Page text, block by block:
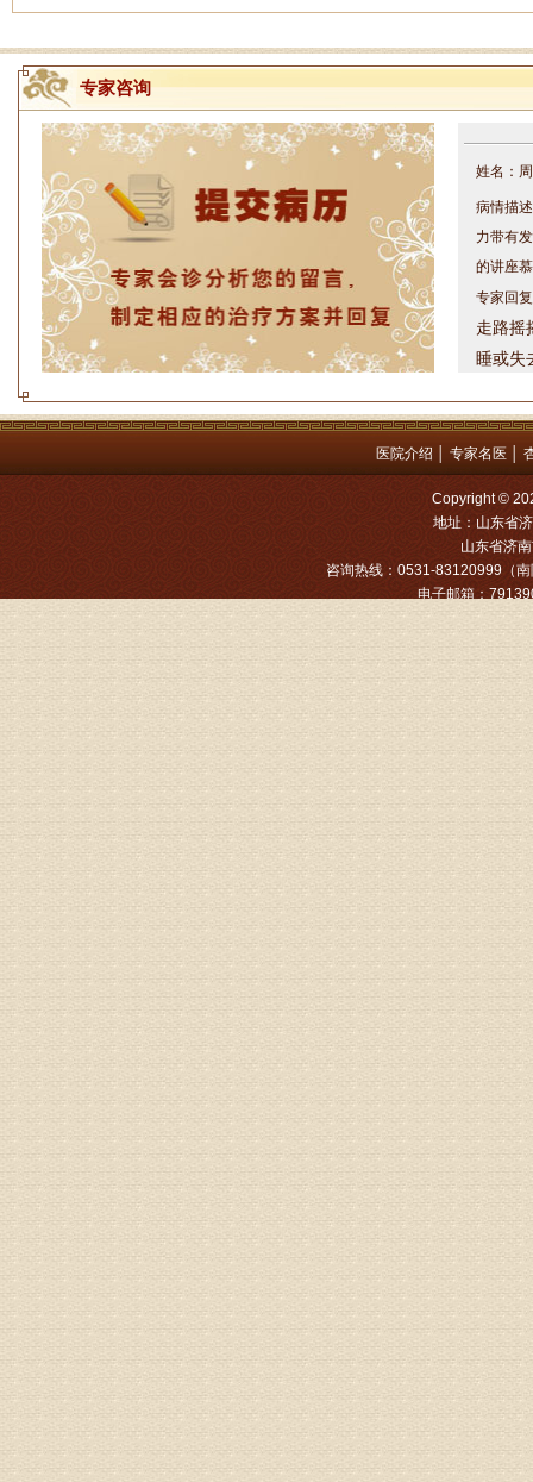
专家咨询
姓名：
病情描
力带有
的讲座
专家回
走路摇
睡或失
问题都
是：
姓名
病情描
专家回
姓名：
病情描
专家回
姓名：
病情描
专家回
由于你
姓名：
病情描
由于来
姓名：
病情描
专家回
外用、
姓名
专家回
的检查
济南杏
术，无
由于专
医院介绍 专家名医
Copyright ©
地址：山东省
山东省济南
咨询热线：0531-83120999（
电子邮箱：